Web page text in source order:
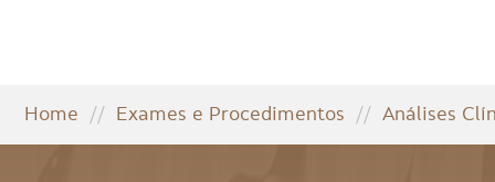
Home // Exames e Procedimentos // Análises